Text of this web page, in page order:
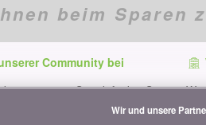
beim Sparen
Community bei
neuesten Stand, finden Sie
und Tipps zum Sparen auf:Wir und unsere